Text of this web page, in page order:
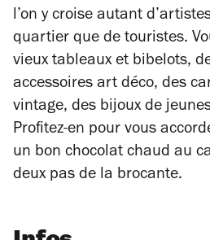
l’on y croise autant
quartier que de touristes.
vieux tableaux et bibelots,
accessoires art déco, des
vintage, des bijoux de
Profitez-en pour vous
un bon chocolat chaud au
deux pas de la brocante.